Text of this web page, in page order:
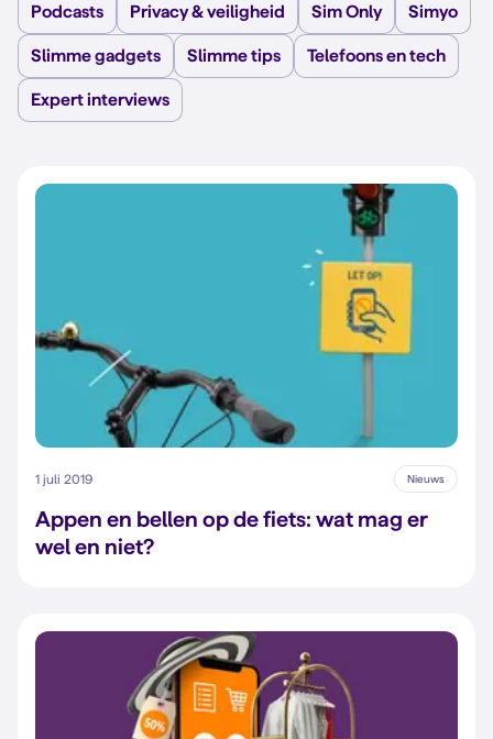
Podcasts Privacy & veiligheid Sim Only Simyo
Slimme gadgets Slimme tips Telefoons en tech
Expert interviews
1 juli 2019 Nieuws
Appen en bellen op de fiets: wat mag er
wel en niet?